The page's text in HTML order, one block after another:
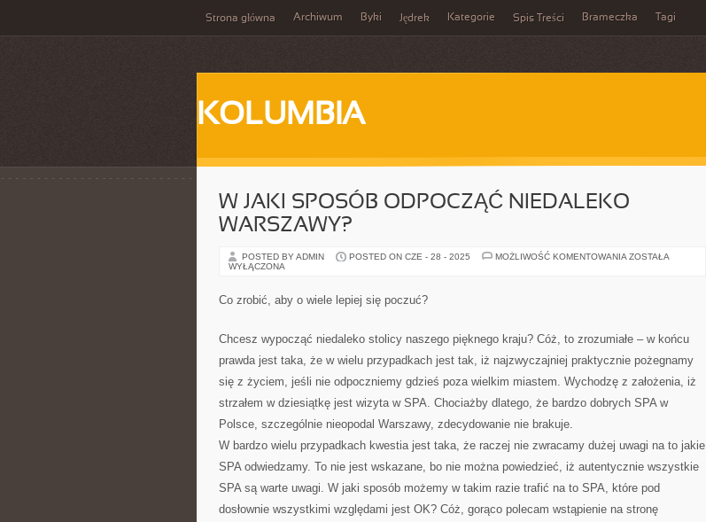
Strona główna Archiwum Byki Jędrek Kategorie Spis Treści Brameczka Tagi
KOLUMBIA
W JAKI SPOSÓB ODPOCZĄĆ NIEDALEKO
WARSZAWY?
POSTED BY ADMIN POSTED ON CZE - 28 - 2025 MOŻLIWOŚĆ KOMENTOWANIA W
ZOSTAŁA
WYŁĄCZONA
Co zrobić, aby o wiele lepiej się poczuć?
Chcesz wypocząć niedaleko stolicy naszego pięknego kraju? Cóż, to zrozumiałe – w końcu
prawda jest taka, że w wielu przypadkach jest tak, iż najzwyczajniej praktycznie pożegnamy
się z życiem, jeśli nie odpoczniemy gdzieś poza wielkim miastem. Wychodzę z założenia, iż
strzałem w dziesiątkę jest wizyta w SPA. Chociażby dlatego, że bardzo dobrych SPA w
Polsce, szczególnie nieopodal Warszawy, zdecydowanie nie brakuje.
W bardzo wielu przypadkach kwestia jest taka, że raczej nie zwracamy dużej uwagi na to jakie
SPA odwiedzamy. To nie jest wskazane, bo nie można powiedzieć, iż autentycznie wszystkie
SPA są warte uwagi. W jaki sposób możemy w takim razie trafić na to SPA, które pod
dosłownie wszystkimi względami jest OK? Cóż, gorąco polecam wstąpienie na stronę